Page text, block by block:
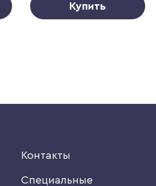
Купить
Контакты
Специальные